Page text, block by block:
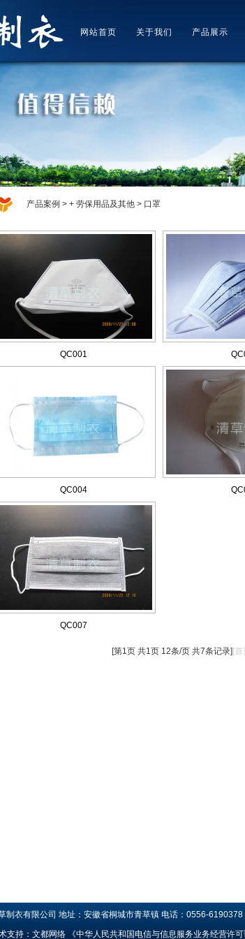
网站首页 关于我们 产品展示
产品案例 > + 劳保用品及其他 > 口罩
QC001
QC004
QC007
[第1页 共1页 12条/页 共7条记录] [首
制衣有限公司 地址：安徽省桐城市青草镇 电话：0556-
支持： 文都网络《中华人民共和国电信与信息服务业务经营许可